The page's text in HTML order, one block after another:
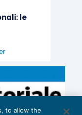
le
to allow the